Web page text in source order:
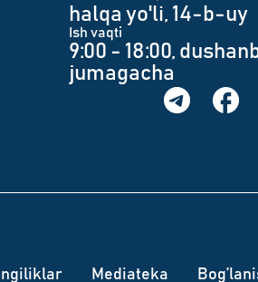
halqa yo'li, 14-b-uy
Ish vaqti
9:00 - 18:00,
jumagacha
Mediateka